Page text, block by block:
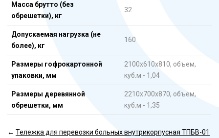
Масса брутто (без
обрешетки), кг
32
Допускаемая нагрузка (не
более), кг
160
Размеры гофрокартонной
упаковки, мм
2100х610х810, объем,
куб.м - 1,04
Размеры деревянной
обрешетки, мм
2210х700х870, объем,
куб.м - 1,35
← Тележка для перевозки больных внутрикорпусная ТПБВ-01